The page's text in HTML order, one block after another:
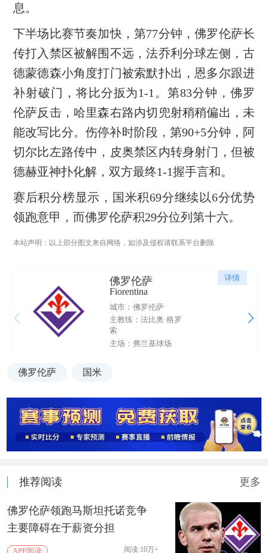
息。
下半场比赛节奏加快，第77分钟，佛罗伦萨长
传打入禁区被解围不远，法乔利分球左侧，古
德蒙德森小角度打门被索默扑出，恩多尔跟进
补射破门，将比分扳为1-1。第83分钟，佛罗
伦萨反击，哈里森右路内切兜射稍稍偏出，未
能改写比分。伤停补时阶段，第90+5分钟，阿
切尔比左路传中，皮奥禁区内转身射门，但被
德赫亚神扑化解，双方最终1-1握手言和。
赛后积分榜显示，国米积69分继续以6分优势
领跑意甲，而佛罗伦萨积29分位列第十六。
本站声明：以上部分图文来自网络，如涉及侵权请联系平台删除
详情
佛罗伦萨
Fiorentina
城市：佛罗伦萨
主教练：法比奥·格罗
索
主场：弗兰基球场
佛罗伦萨 国米
推荐阅读 更多
佛罗伦萨领跑马斯坦托诺竞争
主要障碍在于‌薪资分担‌
APP阅读 阅读:10万+